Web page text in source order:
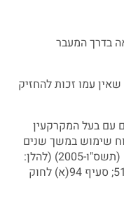
בדרך המעבר
עמו זכות להחזיק
עם בעל המקרקעין
שימוש במשך שנים
[יהושע ויסמן, דיני קניין: החזקה ושימוש (תשס"ו-2005) (להלן:
"ויסמן"), בעמ' 509-507, וכן בעמ' 517-515; סעיף 94(א) לחוק